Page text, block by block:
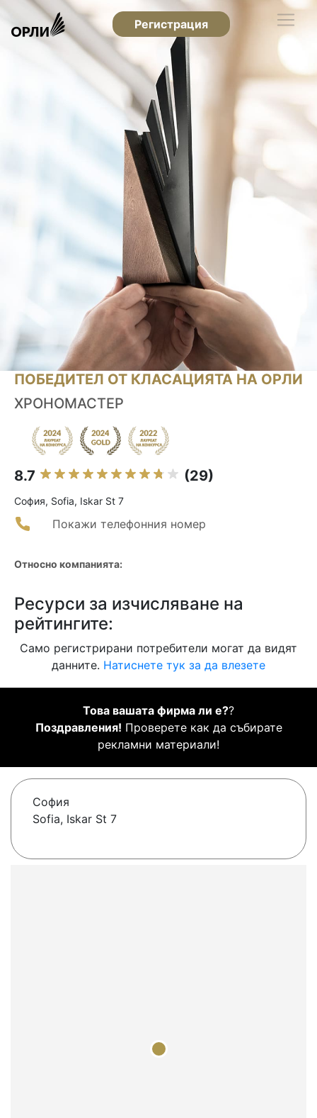
Регистрация
ПОБЕДИТЕЛ ОТ КЛАСАЦИЯТА НА ОРЛИ
ХРОНОМАСТЕР
8.7 (29)
София, Sofia, Iskar St 7
Покажи телефонния номер
Относно компанията:
Ресурси за изчисляване на
рейтингите:
Само регистрирани потребители могат да видят
данните. Натиснете тук за да влезете
Това вашата фирма ли е??
Поздравления! Проверете как да събирате
рекламни материали!
София
Sofia, Iskar St 7